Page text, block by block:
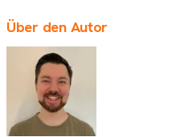
Über den Autor